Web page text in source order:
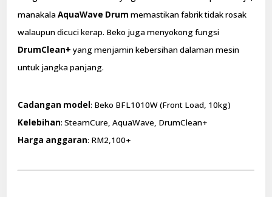
manakalaAquaWave Drum memastikan fabrik tidak rosak
walaupun dicuci kerap. Beko juga menyokong fungsi
DrumClean+ yang menjamin kebersihan dalaman mesin
untuk jangka panjang.
Cadangan model: Beko BFL1010W (Front Load, 10kg)
Kelebihan: SteamCure, AquaWave, DrumClean+
Harga anggaran: RM2,100+